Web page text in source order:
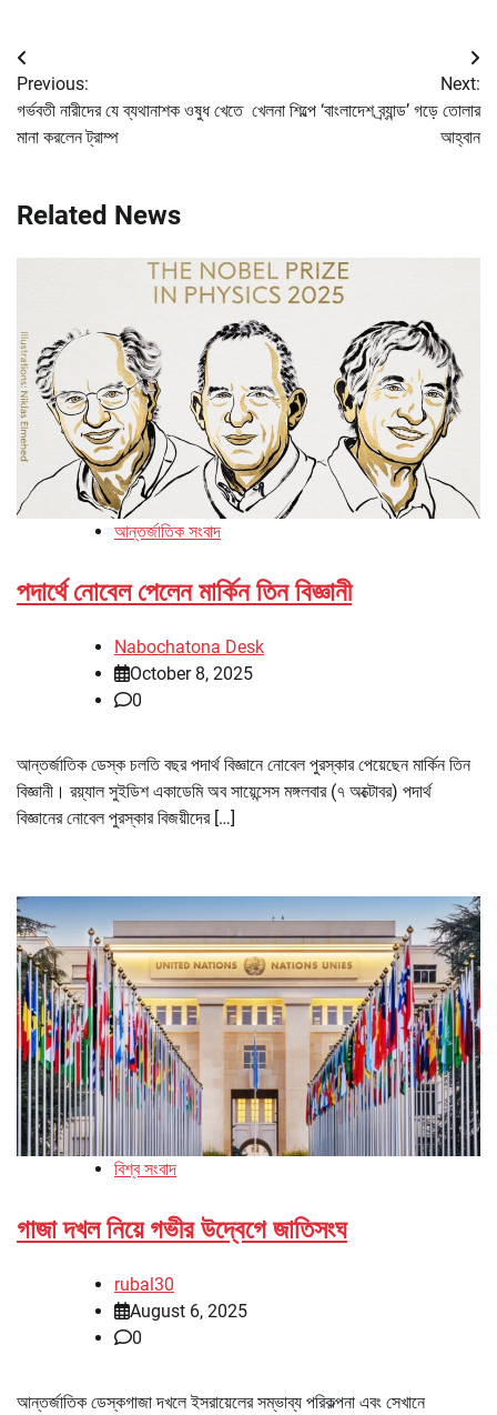
Post
navigation
Previous:
গর্ভবতী নারীদের যে ব্যথানাশক ওষুধ খেতে
মানা করলেন ট্রাম্প
Next:
খেলনা শিল্পে ‘বাংলাদেশ ব্র্যান্ড’ গড়ে তোলার
আহ্বান
Related News
আন্তর্জাতিক সংবাদ
পদার্থে নোবেল পেলেন মার্কিন তিন বিজ্ঞানী
Nabochatona Desk
October 8, 2025
0
আন্তর্জাতিক ডেস্ক চলতি বছর পদার্থ বিজ্ঞানে নোবেল পুরস্কার পেয়েছেন মার্কিন তিন
বিজ্ঞানী। রয়্যাল সুইডিশ একাডেমি অব সায়েন্সেস মঙ্গলবার (৭ অক্টোবর) পদার্থ
বিজ্ঞানের নোবেল পুরস্কার বিজয়ীদের […]
বিশ্ব সংবাদ
গাজা দখল নিয়ে গভীর উদ্বেগে জাতিসংঘ
rubal30
August 6, 2025
0
আন্তর্জাতিক ডেস্কগাজা দখলে ইসরায়েলের সম্ভাব্য পরিকল্পনা এবং সেখানে